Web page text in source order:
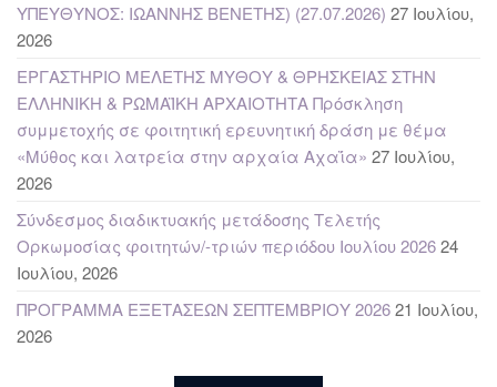
ΥΠΕΥΘΥΝΟΣ: ΙΩΑΝΝΗΣ ΒΕΝΕΤΗΣ) (27.07.2026) 27 Ιουλίου,
2026
ΕΡΓΑΣΤΗΡΙΟ ΜΕΛΕΤΗΣ ΜΥΘΟΥ & ΘΡΗΣΚΕΙΑΣ ΣΤΗΝ
ΕΛΛΗΝΙΚΗ & ΡΩΜΑΪΚΗ ΑΡΧΑΙΟΤΗΤΑ Πρόσκληση
συμμετοχής σε φοιτητική ερευνητική δράση με θέμα
«Μύθος και λατρεία στην αρχαία Αχαΐα» 27 Ιουλίου,
2026
Σύνδεσμος διαδικτυακής μετάδοσης Τελετής
Ορκωμοσίας φοιτητών/-τριών περιόδου Ιουλίου 202624
Ιουλίου, 2026
ΠΡΟΓΡΑΜΜΑ ΕΞΕΤΑΣΕΩΝ ΣΕΠΤΕΜΒΡΙΟΥ 202621 Ιουλίου,
2026